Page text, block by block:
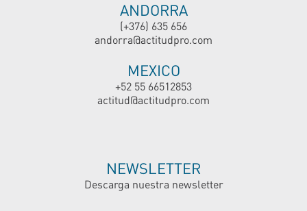
ANDORRA
(+376) 635 656
andorra@actitudpro.com
MEXICO
+52 55 66512853
actitud@actitudpro.com
NEWSLETTER
Descarga nuestra newsletter